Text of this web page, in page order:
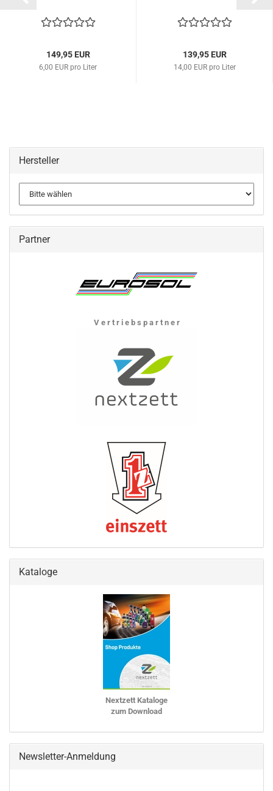
149,95 EUR
6,00 EUR pro Liter
139,95 EUR
14,00 EUR pro Liter
Hersteller
Partner
V e r t r i e b s p a r t n e r
Kataloge
Nextzett Kataloge
zum Download
Newsletter-Anmeldung